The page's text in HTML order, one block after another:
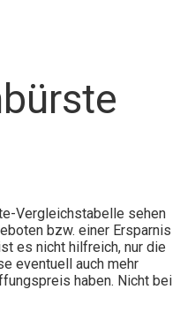
Vergleichstabelle sehen
bzw. einer Ersparnis
es nicht hilfreich, nur die
eventuell auch mehr
haben. Nicht bei